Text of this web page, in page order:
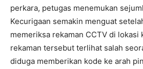
perkara, petugas menemukan
Kecurigaan semakin menguat
memeriksa rekaman CCTV di lokasi
rekaman tersebut terlihat salah
diduga memberikan kode ke arah